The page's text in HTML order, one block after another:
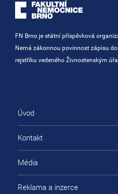
FN Brno je státní příspěvková
Nemá zákonnou povinnost zápisu
rejstříku vedeného Živnostenským
Úvod
Kontakt
Média
Reklama a inzerce